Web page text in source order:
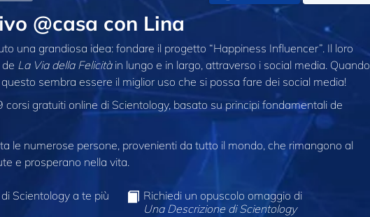
@casa con Lina
una grandiosa idea: fondare il progetto “Happiness Influencer”. Il loro
La Via della Felicitàin lungo e in largo, attraverso i social media. Quando
sembra essere il miglior uso che si possa fare dei social media!
gratuiti online di Scientology, basato su principi fondamentali de
le numerose persone, provenienti da tutto il mondo, che rimangono al
e prosperano nella vita.
Scientology a te più
Richiedi un opuscolo omaggio di
Una Descrizione di Scientology